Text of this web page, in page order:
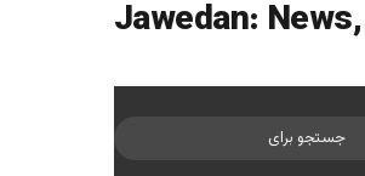
جستجو